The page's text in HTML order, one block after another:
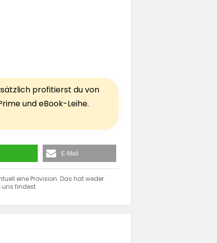
profitierst du von
und eBook-Leihe.
E-Mail
eine Provision. Das hat weder
uns findest.